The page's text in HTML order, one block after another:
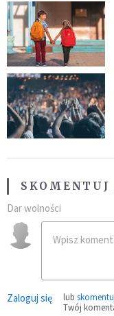
SKOMENTUJ
Dar wolności
Zaloguj się lub
Twój